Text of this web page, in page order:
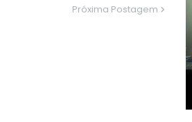
Próxima Postagem